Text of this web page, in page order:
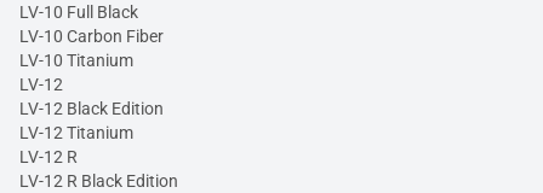
LV-10 Full Black
LV-10 Carbon Fiber
LV-10 Titanium
LV-12
LV-12 Black Edition
LV-12 Titanium
LV-12 R
LV-12 R Black Edition